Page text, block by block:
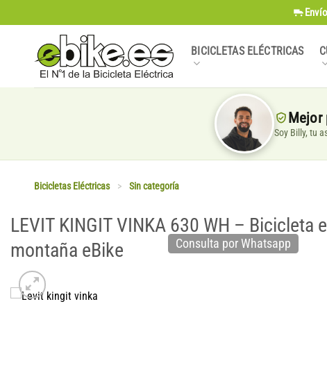
al
contenido
BICICLETAS ELÉCTRICAS
Soy Billy, tu
Bicicletas Eléctricas > Sin categoría
LEVIT KINGIT VINKA 630 WH – Bicicleta
montaña eBike
Consulta por Whatsapp